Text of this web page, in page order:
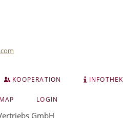
KOOPERATION INFOTHEK
LOGIN
GmbH